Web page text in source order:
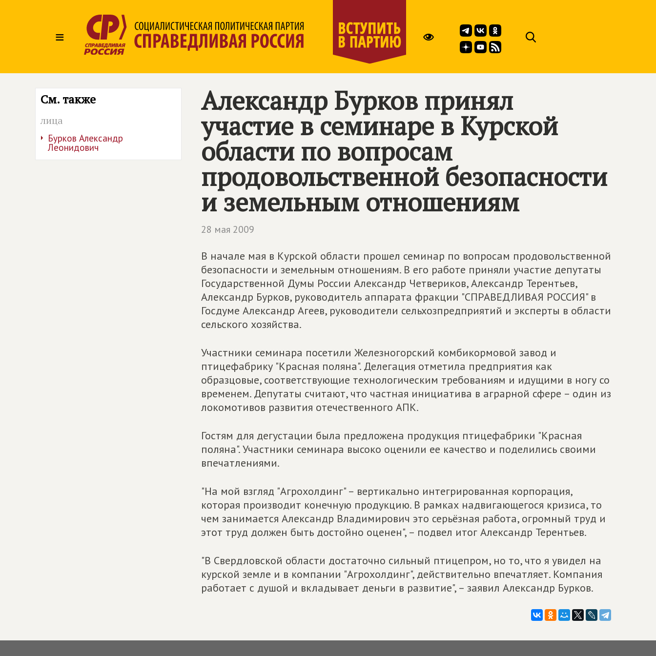
≡
См. также
лица
Бурков Александр
Леонидович
Александр Бурков принял
участие в семинаре в Курской
области по вопросам
продовольственной безопасности
и земельным отношениям
28 мая 2009
В начале мая в Курской области прошел семинар по вопросам продовольственной
безопасности и земельным отношениям. В его работе приняли участие депутаты
Государственной Думы России Александр Четвериков, Александр Терентьев,
Александр Бурков, руководитель аппарата фракции "СПРАВЕДЛИВАЯ РОССИЯ" в
Госдуме Александр Агеев, руководители сельхозпредприятий и эксперты в области
сельского хозяйства.
Участники семинара посетили Железногорский комбикормовой завод и
птицефабрику "Красная поляна". Делегация отметила предприятия как
образцовые, соответствующие технологическим требованиям и идущими в ногу со
временем. Депутаты считают, что частная инициатива в аграрной сфере – один из
локомотивов развития отечественного АПК.
Гостям для дегустации была предложена продукция птицефабрики "Красная
поляна". Участники семинара высоко оценили ее качество и поделились своими
впечатлениями.
"На мой взгляд "Агрохолдинг" – вертикально интегрированная корпорация,
которая производит конечную продукцию. В рамках надвигающегося кризиса, то
чем занимается Александр Владимирович это серьёзная работа, огромный труд и
этот труд должен быть достойно оценен", – подвел итог Александр Терентьев.
"В Свердловской области достаточно сильный птицепром, но то, что я увидел на
курской земле и в компании "Агрохолдинг", действительно впечатляет. Компания
работает с душой и вкладывает деньги в развитие", – заявил Александр Бурков.